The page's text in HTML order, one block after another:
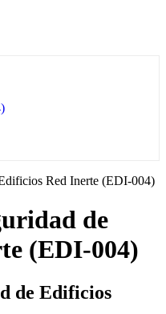
de
(EDI-004)
de Edificios